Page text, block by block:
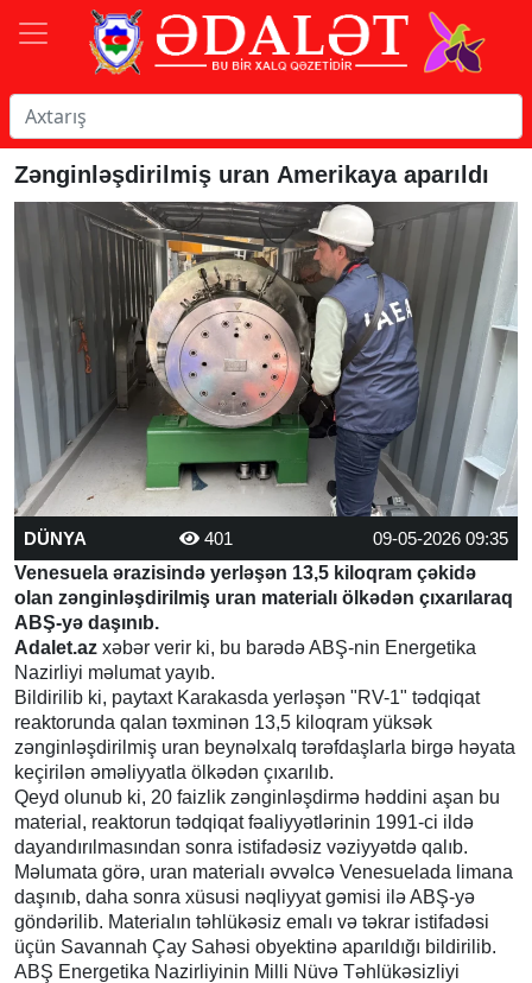
Zənginləşdirilmiş uran Amerikaya aparıldı
DÜNYA 401
09-05-2026 09:35
Venesuela ərazisində yerləşən 13,5 kiloqram çəkidə
olan zənginləşdirilmiş uran materialı ölkədən çıxarılaraq
ABŞ-yə daşınıb.
Adalet.az xəbər verir ki, bu barədə ABŞ-nin Energetika
Nazirliyi məlumat yayıb.
Bildirilib ki, paytaxt Karakasda yerləşən "RV-1" tədqiqat
reaktorunda qalan təxminən 13,5 kiloqram yüksək
zənginləşdirilmiş uran beynəlxalq tərəfdaşlarla birgə həyata
keçirilən əməliyyatla ölkədən çıxarılıb.
Qeyd olunub ki, 20 faizlik zənginləşdirmə həddini aşan bu
material, reaktorun tədqiqat fəaliyyətlərinin 1991-ci ildə
dayandırılmasından sonra istifadəsiz vəziyyətdə qalıb.
Məlumata görə, uran materialı əvvəlcə Venesuelada limana
daşınıb, daha sonra xüsusi nəqliyyat gəmisi ilə ABŞ-yə
göndərilib. Materialın təhlükəsiz emalı və təkrar istifadəsi
üçün Savannah Çay Sahəsi obyektinə aparıldığı bildirilib.
ABŞ Energetika Nazirliyinin Milli Nüvə Təhlükəsizliyi